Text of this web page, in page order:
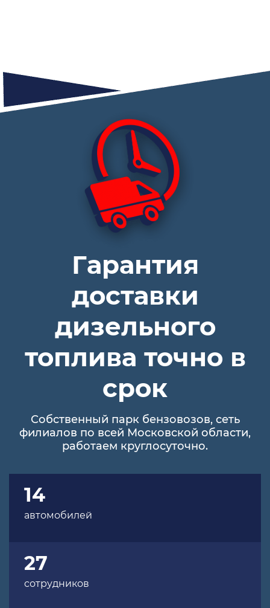
Гарантия
доставки
дизельного
топлива точно в
срок
Собственный парк бензовозов, сеть
филиалов по всей Московской области,
работаем круглосуточно.
14
автомобилей
27
сотрудников